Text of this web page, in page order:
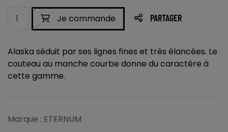
Je commande PARTAGER
Alaska séduit par ses lignes fines et très élancées. Le
couteau au manche courbe donne du caractère à
cette gamme.
Marque : ETERNUM